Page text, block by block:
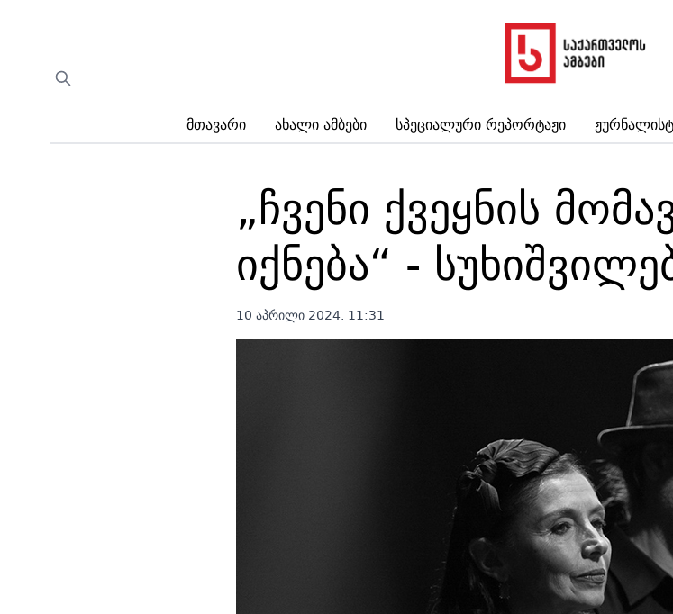
Მთავარი Ახალი Ამბები Სპეციალური Რეპორტაჟი
„ჩვენი ქვეყნის
იქნება“ -
10 აპრილი 2024. 11:31